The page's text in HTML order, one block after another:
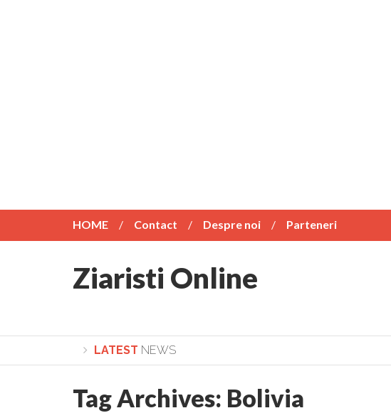
HOME Contact Despre noi Parteneri
Ziaristi Online
LATEST NEWS
Lepădarea de sine și urmarea lui Hristos. Calea spre desăvârșire.
Tag Archives: Bolivia